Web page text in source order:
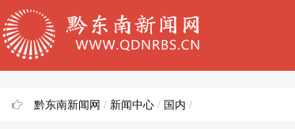
黔东南新闻网 / 新闻中心 / 国内 /